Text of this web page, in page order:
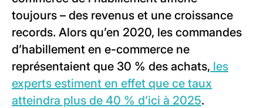
toujours – des revenus et une croissance
records. Alors qu’en 2020, les commandes
d’habillement en e-commerce ne
représentaient que 30 % des achats, les
experts estiment en effet que ce taux
atteindra plus de 40 % d’ici à 2025.